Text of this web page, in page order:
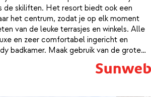
de skiliften. Het resort biedt ook een
het centrum, zodat je op elk moment
van de leuke terrasjes en winkels. Alle
en zeer comfortabel ingericht en
badkamer. Maak gebruik van de grote
een van de ijsbaden. Vanuit elke hoek kijk